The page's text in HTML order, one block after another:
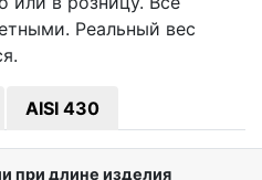
Реальный вес
AISI 430
при длине изделия